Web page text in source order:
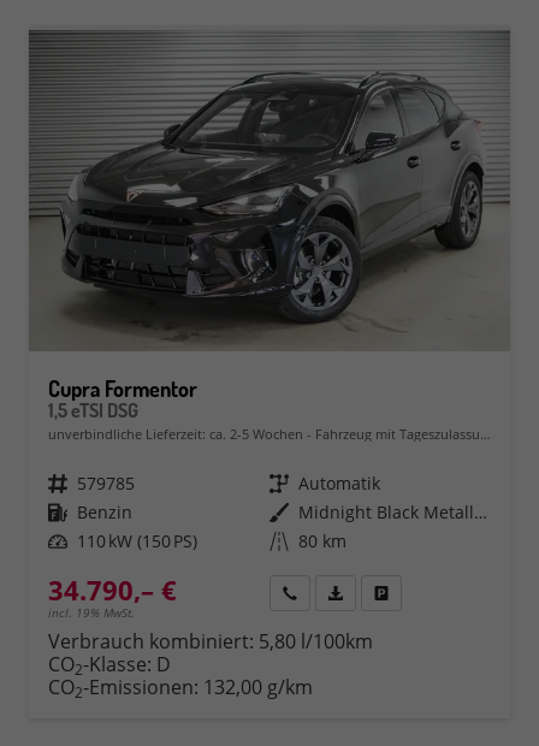
Cupra Formentor
1,5 eTSI DSG
unverbindliche Lieferzeit: ca. 2-5 Wochen Fahrzeug mit Tageszulassung
Fahrzeugnr. 579785 Getriebe Automatik
Kraftstoff Benzin Außenfarbe
Midnight Black Metallic (0E)
Leistung 110 kW (150 PS) Kilometerstand 80 km
34.790,– €
incl. 19% MwSt.
Rückruf PDF-Datei, Fahrzeugexposé
Verbrauch kombiniert: 5,80 l/100km
CO2-Klasse: D
CO2-Emissionen: 132,00 g/km